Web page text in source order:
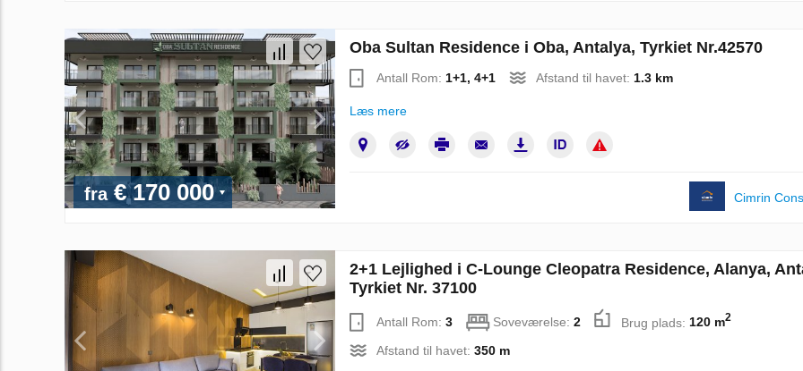
fra€ 170 000
Oba Sultan Residence i Oba, Antalya, Tyrkiet Nr.42570
Antall Rom: 1+1, 4+1 Afstand til havet: 1.3 km
Læs mere
Cimrin
2+1 Lejlighed i C-Lounge Cleopatra Residence, Alanya,
Tyrkiet Nr. 37100
Antall Rom: 3 Soveværelse: 2 Brug plads: 120 m2
Afstand til havet: 350 m